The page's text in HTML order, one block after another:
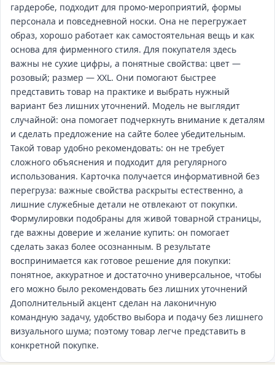
гардеробе, подходит для промо‑мероприятий, формы
персонала и повседневной носки. Она не перегружает
образ, хорошо работает как самостоятельная вещь и как
основа для фирменного стиля. Для покупателя здесь
важны не сухие цифры, а понятные свойства: цвет —
розовый; размер — XXL. Они помогают быстрее
представить товар на практике и выбрать нужный
вариант без лишних уточнений. Модель не выглядит
случайной: она помогает подчеркнуть внимание к деталям
и сделать предложение на сайте более убедительным.
Такой товар удобно рекомендовать: он не требует
сложного объяснения и подходит для регулярного
использования. Карточка получается информативной без
перегруза: важные свойства раскрыты естественно, а
лишние служебные детали не отвлекают от покупки.
Формулировки подобраны для живой товарной страницы,
где важны доверие и желание купить: он помогает
сделать заказ более осознанным. В результате
воспринимается как готовое решение для покупки:
понятное, аккуратное и достаточно универсальное, чтобы
его можно было рекомендовать без лишних уточнений
Дополнительный акцент сделан на лаконичную
командную задачу, удобство выбора и подачу без лишнего
визуального шума; поэтому товар легче представить в
конкретной покупке.